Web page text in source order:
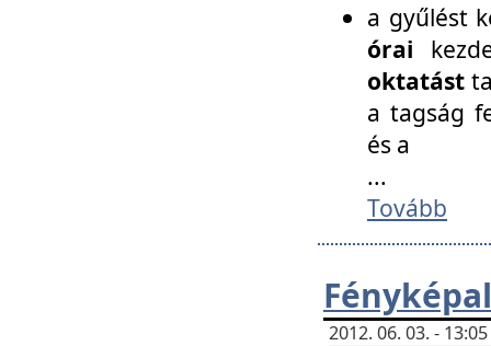
a gyűlést
órai
oktatást
a tagság
és a
...
Tovább
2012. 06. 03. -